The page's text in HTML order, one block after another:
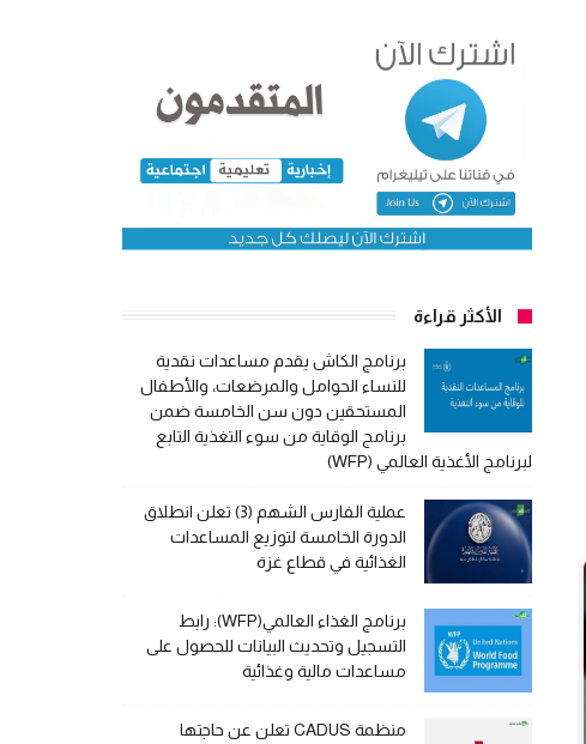
الأكثر قراءة
برنامج الكاش يقدم مساعدات نقدية
للنساء الحوامل والمرضعات، والأطفال
المستحقين دون سن الخامسة ضمن
برنامج الوقاية من سوء التغذية التابع
لبرنامج الأغذية العالمي (WFP)
عملية الفارس الشهم (3) تعلن انطلاق
الدورة الخامسة لتوزيع المساعدات
الغذائية في قطاع غزة
برنامج الغذاء العالمي(WFP): رابط
التسجيل وتحديث البيانات للحصول على
مساعدات مالية وغذائية
منظمة CADUS تعلن عن حاجتها